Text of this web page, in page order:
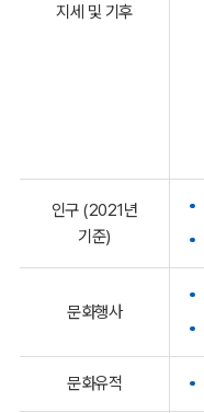
지세 및 기후
인구 (2021년
기준)
문화행사
문화유적